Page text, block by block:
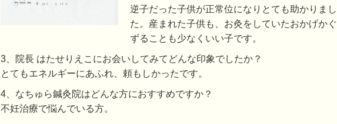
逆子だった子供が正常位になりとても助かりまし
た。産まれた子供も、お灸をしていたおかげかぐ
ずることも少なくいい子です。
3、院長 はたせりえこにお会いしてみてどんな印象でしたか？
とてもエネルギーにあふれ、頼もしかったです。
4、なちゅら鍼灸院はどんな方におすすめですか？
不妊治療で悩んでいる方。